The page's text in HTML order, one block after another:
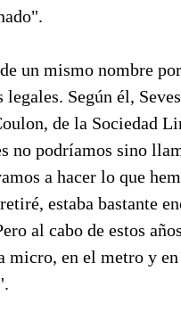
un mismo nombre
legales. Según él,
de la Sociedad
no podríamos sino
a hacer lo que
estaba bastante
al cabo de estos
micro, en el metro y